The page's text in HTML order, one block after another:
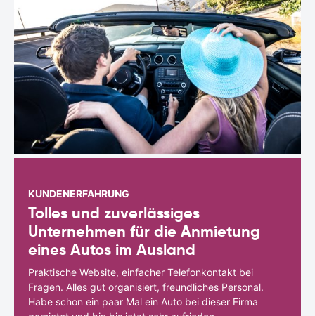
KUNDENERFAHRUNG
Tolles und zuverlässiges
Unternehmen für die Anmietung
eines Autos im Ausland
Praktische Website, einfacher Telefonkontakt bei
Fragen. Alles gut organisiert, freundliches Personal.
Habe schon ein paar Mal ein Auto bei dieser Firma